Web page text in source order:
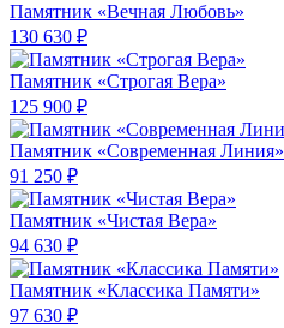
Памятник «Вечная Любовь»
130 630 ₽
Памятник «Строгая Вера»
125 900 ₽
Памятник «Современная Линия»
91 250 ₽
Памятник «Чистая Вера»
94 630 ₽
Памятник «Классика Памяти»
97 630 ₽